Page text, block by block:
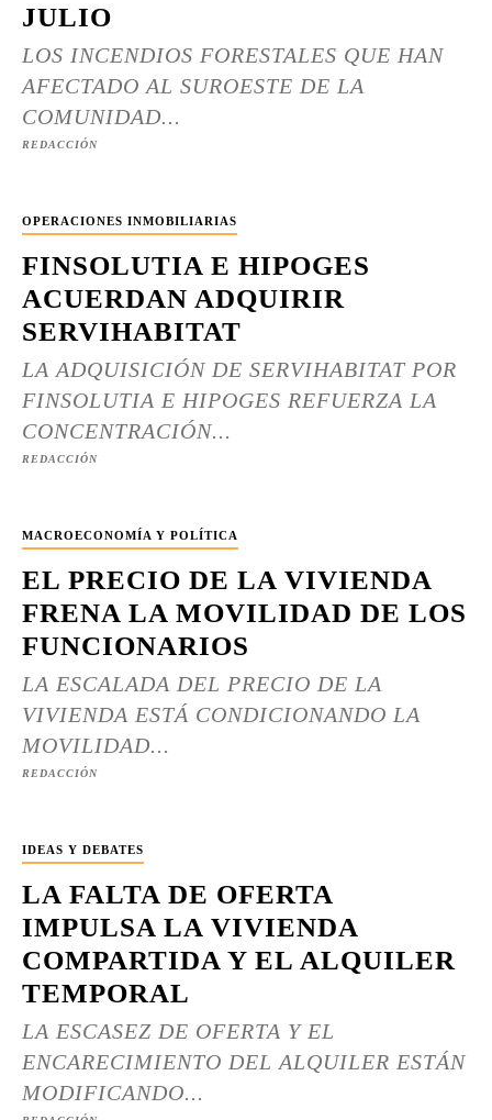
JULIO
LOS INCENDIOS FORESTALES QUE HAN
AFECTADO AL SUROESTE DE LA
COMUNIDAD...
REDACCIÓN
OPERACIONES INMOBILIARIAS
FINSOLUTIA E HIPOGES
ACUERDAN ADQUIRIR
SERVIHABITAT
LA ADQUISICIÓN DE SERVIHABITAT POR
FINSOLUTIA E HIPOGES REFUERZA LA
CONCENTRACIÓN...
REDACCIÓN
MACROECONOMÍA Y POLÍTICA
EL PRECIO DE LA VIVIENDA
FRENA LA MOVILIDAD DE LOS
FUNCIONARIOS
LA ESCALADA DEL PRECIO DE LA
VIVIENDA ESTÁ CONDICIONANDO LA
MOVILIDAD...
REDACCIÓN
IDEAS Y DEBATES
LA FALTA DE OFERTA
IMPULSA LA VIVIENDA
COMPARTIDA Y EL ALQUILER
TEMPORAL
LA ESCASEZ DE OFERTA Y EL
ENCARECIMIENTO DEL ALQUILER ESTÁN
MODIFICANDO...